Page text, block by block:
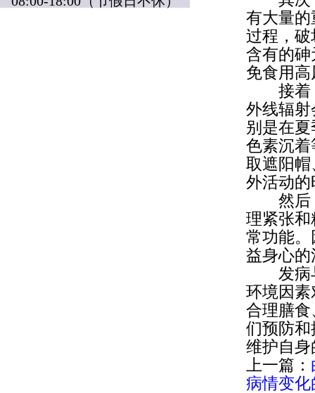
有大量
过程，
含有的
免食用
接着，
外线辐
别是在
色素沉
取遮阳
外活动
然后，
理紧张
常功能
益身心
发病
环境因
合理膳
们预防
维护自
上一篇：
病情变